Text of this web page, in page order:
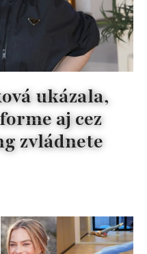
ukázala,
aj cez
zvládnete